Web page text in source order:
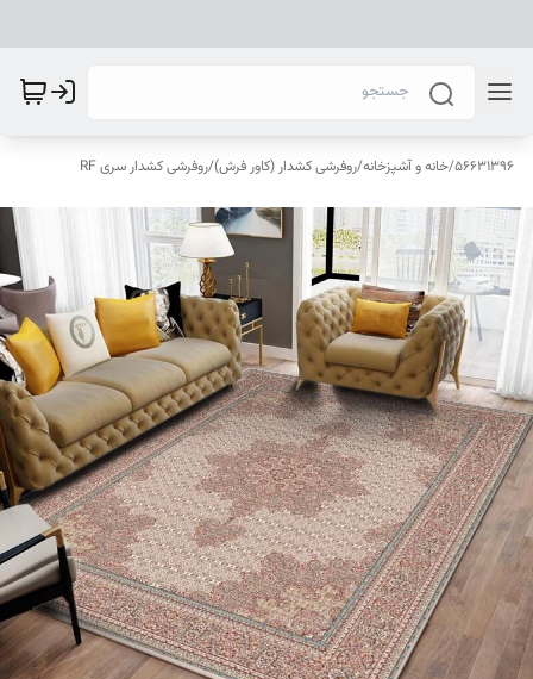
56631396
/خانه و آشپزخانه/روفرشی کشدار (کاور فرش)/روفرشی کشدار سری RF